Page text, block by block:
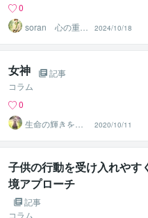
0
soran 心の重荷
を下ろせるヒー
リング
2024/10/18
女神
記事
コラム
0
生命の輝きを取
り戻す♡ラブフ
リーダム
2020/10/11
子供の行動を受け入れやす
境アプローチ
記事
コラム